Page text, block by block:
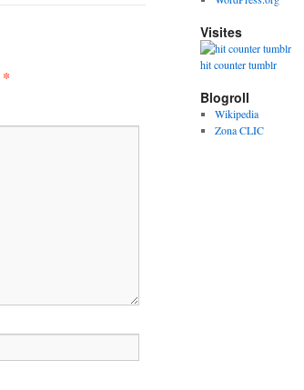
*
Visites
hit counter tumblr
Blogroll
Wikipedia
Zona CLIC